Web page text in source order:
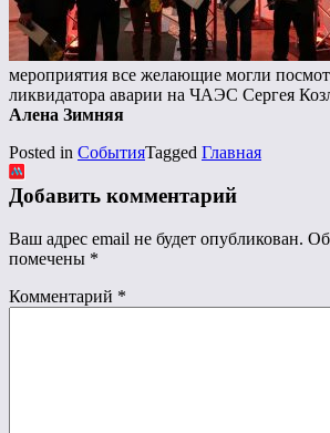
мероприятия все желающие могли
ликвидатора аварии на ЧАЭС Сергея
Алена Зимняя
Posted in СобытияTagged Главная
Добавить комментарий
Ваш адрес email не будет опубликован.
помечены *
Комментарий *